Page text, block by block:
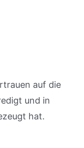
auf die
und in
hat.